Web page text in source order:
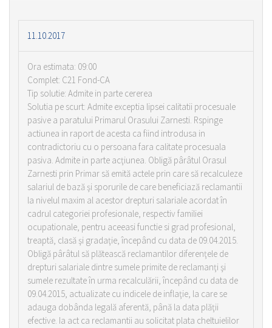
11.10.2017
Ora estimata: 09:00
Complet: C21 Fond-CA
Tip solutie: Admite in parte cererea
Solutia pe scurt: Admite exceptia lipsei calitatii procesuale
pasive a paratului Primarul Orasului Zarnesti. Rspinge
actiunea in raport de acesta ca fiind introdusa in
contradictoriu cu o persoana fara calitate procesuala
pasiva. Admite in parte acţiunea. Obligă pârâtul Orasul
Zarnesti prin Primar să emită actele prin care să recalculeze
salariul de bază şi sporurile de care beneficiază reclamantii
la nivelul maxim al acestor drepturi salariale acordat în
cadrul categoriei profesionale, respectiv familiei
ocupationale, pentru aceeasi functie si grad profesional,
treaptă, clasă şi gradaţie, începând cu data de 09.04.2015.
Obligă pârâtul să plătească reclamantilor diferenţele de
drepturi salariale dintre sumele primite de reclamanţi şi
sumele rezultate în urma recalculării, începând cu data de
09.04.2015, actualizate cu indicele de inflaţie, la care se
adauga dobânda legală aferentă, până la data plăţii
efective. Ia act ca reclamantii au solicitat plata cheltuielilor